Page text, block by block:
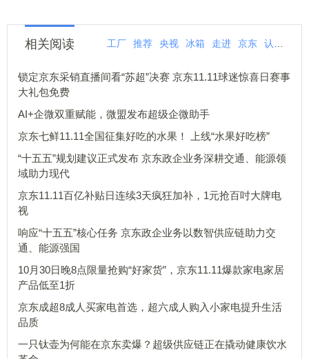
相关阅读 工厂 推荐 央视 冰箱 走进 京东 认可
锁定京东采销直播间看“苏超”决赛 京东11.11球迷惊喜日赛事
大礼包免费
AI+企微双重赋能，微盟发布超级企微助手
京东七鲜11.11全国征集好吃的水果！ 上线“水果好吃榜”
“十五五”规划建议正式发布 京东政企业务深耕交通、能源领
域助力现代
京东11.11百亿补贴日连续3天疯狂加补，1元抢百吋大牌电
视
响应“十五五”核心任务 京东政企业务以数智供应链助力交
通、能源强国
10月30日晚8点限量抢购“好家货”，京东11.11爆款家电家居
产品低至1折
京东成超8成人买家电首选，超六成人购入小家电提升生活
品质
一只钛壶为何能在京东卖爆？超级供应链正在撬动健康饮水